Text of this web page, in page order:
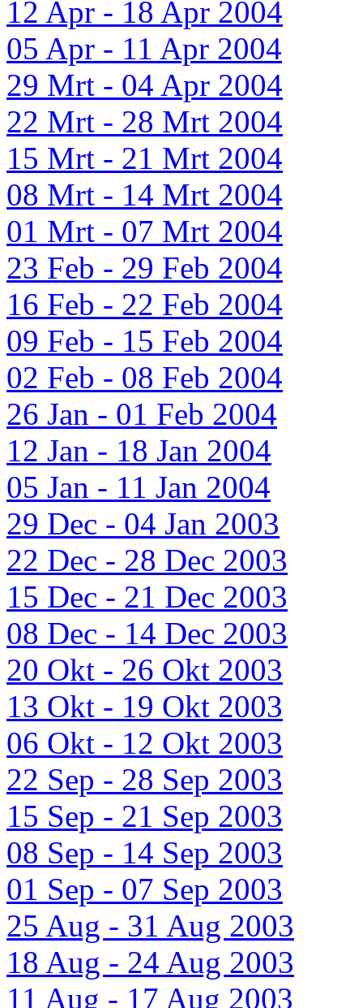
12 Apr - 18 Apr 2004
05 Apr - 11 Apr 2004
29 Mrt - 04 Apr 2004
22 Mrt - 28 Mrt 2004
15 Mrt - 21 Mrt 2004
08 Mrt - 14 Mrt 2004
01 Mrt - 07 Mrt 2004
23 Feb - 29 Feb 2004
16 Feb - 22 Feb 2004
09 Feb - 15 Feb 2004
02 Feb - 08 Feb 2004
26 Jan - 01 Feb 2004
12 Jan - 18 Jan 2004
05 Jan - 11 Jan 2004
29 Dec - 04 Jan 2003
22 Dec - 28 Dec 2003
15 Dec - 21 Dec 2003
08 Dec - 14 Dec 2003
20 Okt - 26 Okt 2003
13 Okt - 19 Okt 2003
06 Okt - 12 Okt 2003
22 Sep - 28 Sep 2003
15 Sep - 21 Sep 2003
08 Sep - 14 Sep 2003
01 Sep - 07 Sep 2003
25 Aug - 31 Aug 2003
18 Aug - 24 Aug 2003
11 Aug - 17 Aug 2003